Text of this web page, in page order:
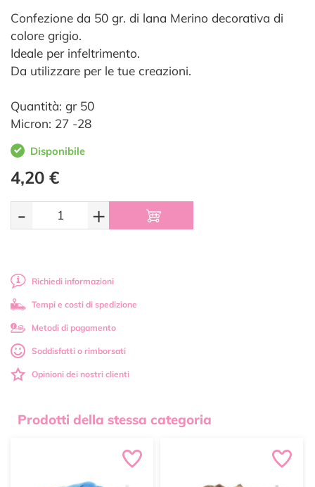
Confezione da 50 gr. di lana Merino decorativa di
colore grigio.
Ideale per infeltrimento.
Da utilizzare per le tue creazioni.
Quantità: gr 50
Micron: 27 -28
Disponibile
4,20 €
- +
Richiedi informazioni
Tempi e costi di spedizione
Metodi di pagamento
Soddisfatti o rimborsati
Opinioni dei nostri clienti
Prodotti della stessa categoria